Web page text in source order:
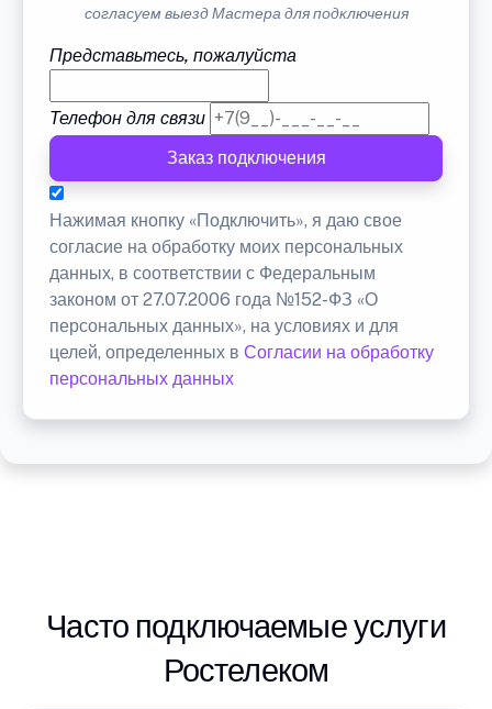
согласуем выезд Мастера для подключения
Представьтесь, пожалуйста
Телефон для связи
Заказ подключения
Нажимая кнопку «Подключить», я даю свое
согласие на обработку моих персональных
данных, в соответствии с Федеральным
законом от 27.07.2006 года №152-ФЗ «О
персональных данных», на условиях и для
целей, определенных в Согласии на обработку
персональных данных
Часто подключаемые услуги
Ростелеком